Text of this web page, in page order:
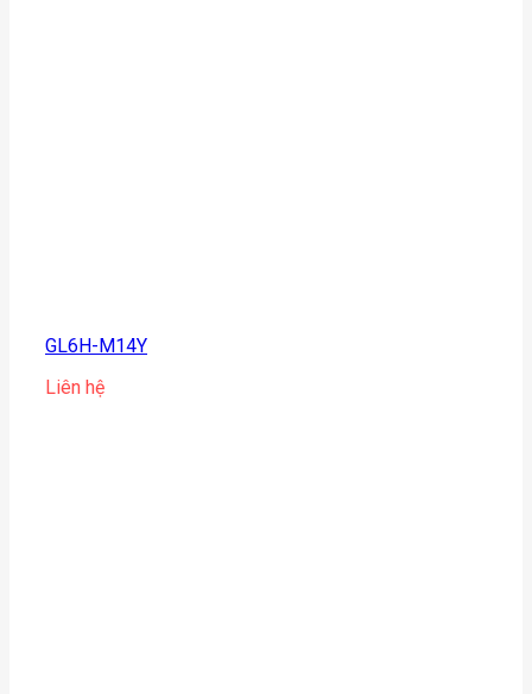
GL6H-M14Y
Liên hệ